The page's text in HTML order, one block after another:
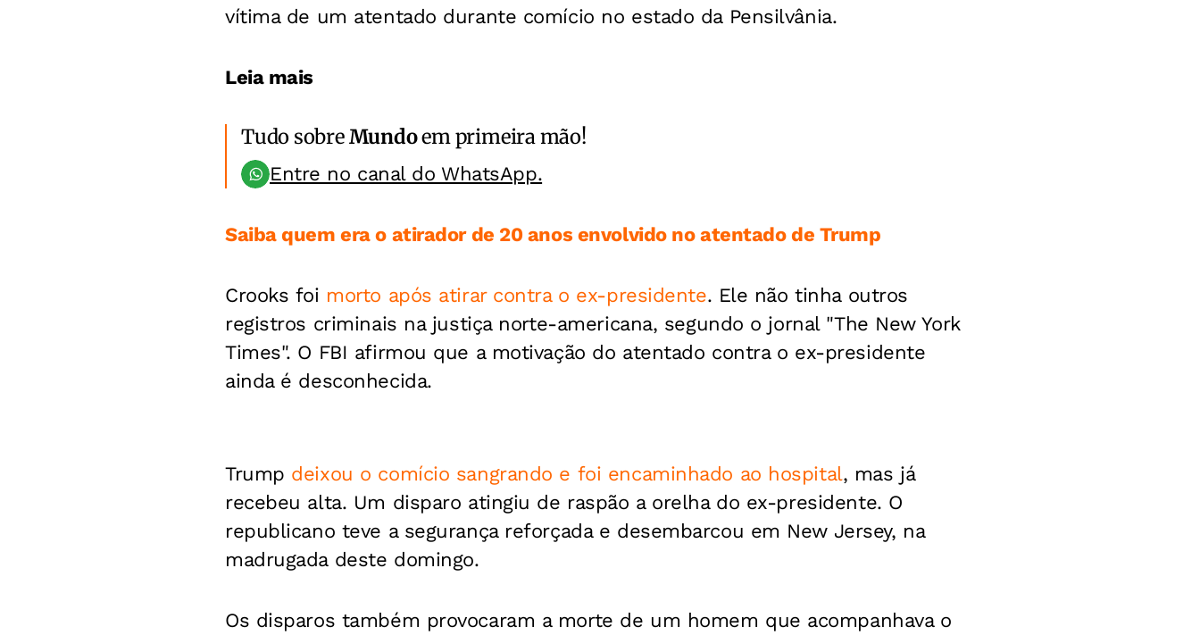
vítima de um atentado durante comício no estado da Pensilvânia.
Leia mais
Tudo sobreMundoem primeira mão!
Entre no canal do WhatsApp.
Saiba quem era o atirador de 20 anos envolvido no atentado de Trump
Crooks foi morto após atirar contra o ex-presidente. Ele não tinha outros
registros criminais na justiça norte-americana, segundo o jornal "The New York
Times". O FBI afirmou que a motivação do atentado contra o ex-presidente
ainda é desconhecida.
Trump deixou o comício sangrando e foi encaminhado ao hospital, mas já
recebeu alta. Um disparo atingiu de raspão a orelha do ex-presidente. O
republicano teve a segurança reforçada e desembarcou em New Jersey, na
madrugada deste domingo.
Os disparos também provocaram a morte de um homem que acompanhava o